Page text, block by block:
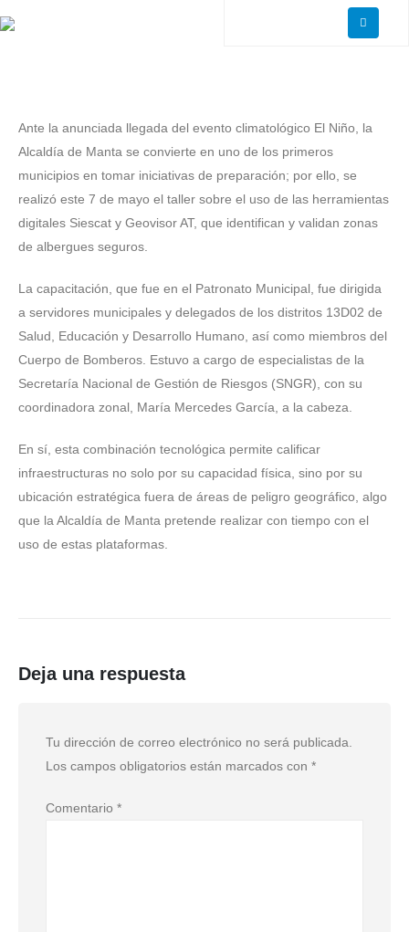
Ante la anunciada llegada del evento climatológico El Niño, la
Alcaldía de Manta se convierte en uno de los primeros
municipios en tomar iniciativas de preparación; por ello, se
realizó este 7 de mayo el taller sobre el uso de las herramientas
digitales Siescat y Geovisor AT, que identifican y validan zonas
de albergues seguros.
La capacitación, que fue en el Patronato Municipal, fue dirigida
a servidores municipales y delegados de los distritos 13D02 de
Salud, Educación y Desarrollo Humano, así como miembros del
Cuerpo de Bomberos. Estuvo a cargo de especialistas de la
Secretaría Nacional de Gestión de Riesgos (SNGR), con su
coordinadora zonal, María Mercedes García, a la cabeza.
En sí, esta combinación tecnológica permite calificar
infraestructuras no solo por su capacidad física, sino por su
ubicación estratégica fuera de áreas de peligro geográfico, algo
que la Alcaldía de Manta pretende realizar con tiempo con el
uso de estas plataformas.
Deja una respuesta
Tu dirección de correo electrónico no será publicada.
Los campos obligatorios están marcados con *
Comentario *